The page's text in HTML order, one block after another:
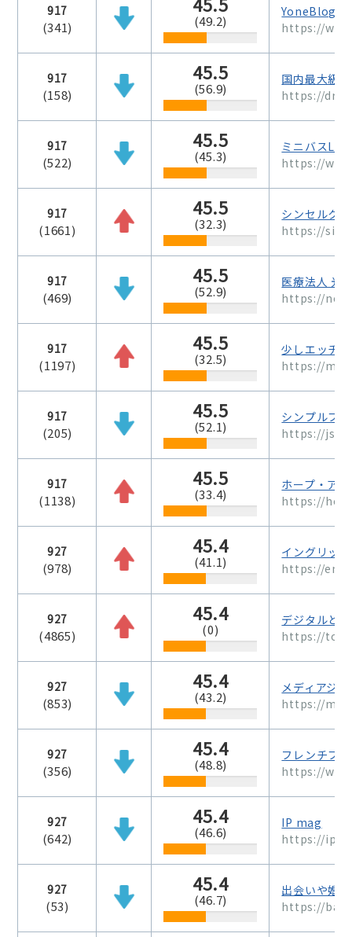
917
(341) (49.2)
YoneBlog
https://
917
(158)
45.5
(56.9)
国内最大級
https://
917
(522)
45.5
(45.3)
ミニバスLAB
https://
917
(1661)
45.5
(32.3)
シンセルク
https://
917
(469)
45.5
(52.9)
医療法人 光
https://
917
(1197)
45.5
(32.5)
少しエッチ
https://
917
(205)
45.5
(52.1)
シンプルブ
https://
917
(1138)
45.5
(33.4)
ホープ・ア
https://
927
(978)
45.4
(41.1)
イングリッ
https://
927
(4865)
45.4
(0)
デジタルと
https://
927
(853)
45.4
(43.2)
メディアジ
https://m-
927
(356)
45.4
(48.8)
フレンチブ
https://
927
(642)
45.4
(46.6)
IP mag
https://
927
(53)
45.4
(46.7)
出会いや婚
https://